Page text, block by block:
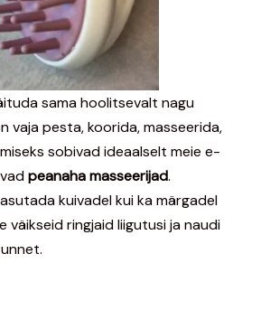
sama hoolitsevalt nagu
vaja pesta, koorida, masseerida,
sobivad ideaalselt meie e-
peanaha masseerijad.
kuivadel kui ka märgadel
väikseid ringjaid liigutusi ja naudi